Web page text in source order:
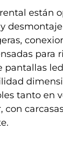
están
para
pantallas
tanto en
con